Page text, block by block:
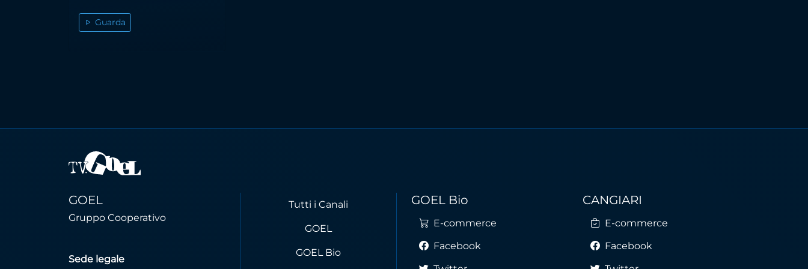
Guarda
GOEL
Gruppo Cooperativo
Sede legale
Tutti i Canali
GOEL
GOEL Bio
GOEL Bio
E-commerce
Facebook
CANGIARI
E-commerce
Facebook